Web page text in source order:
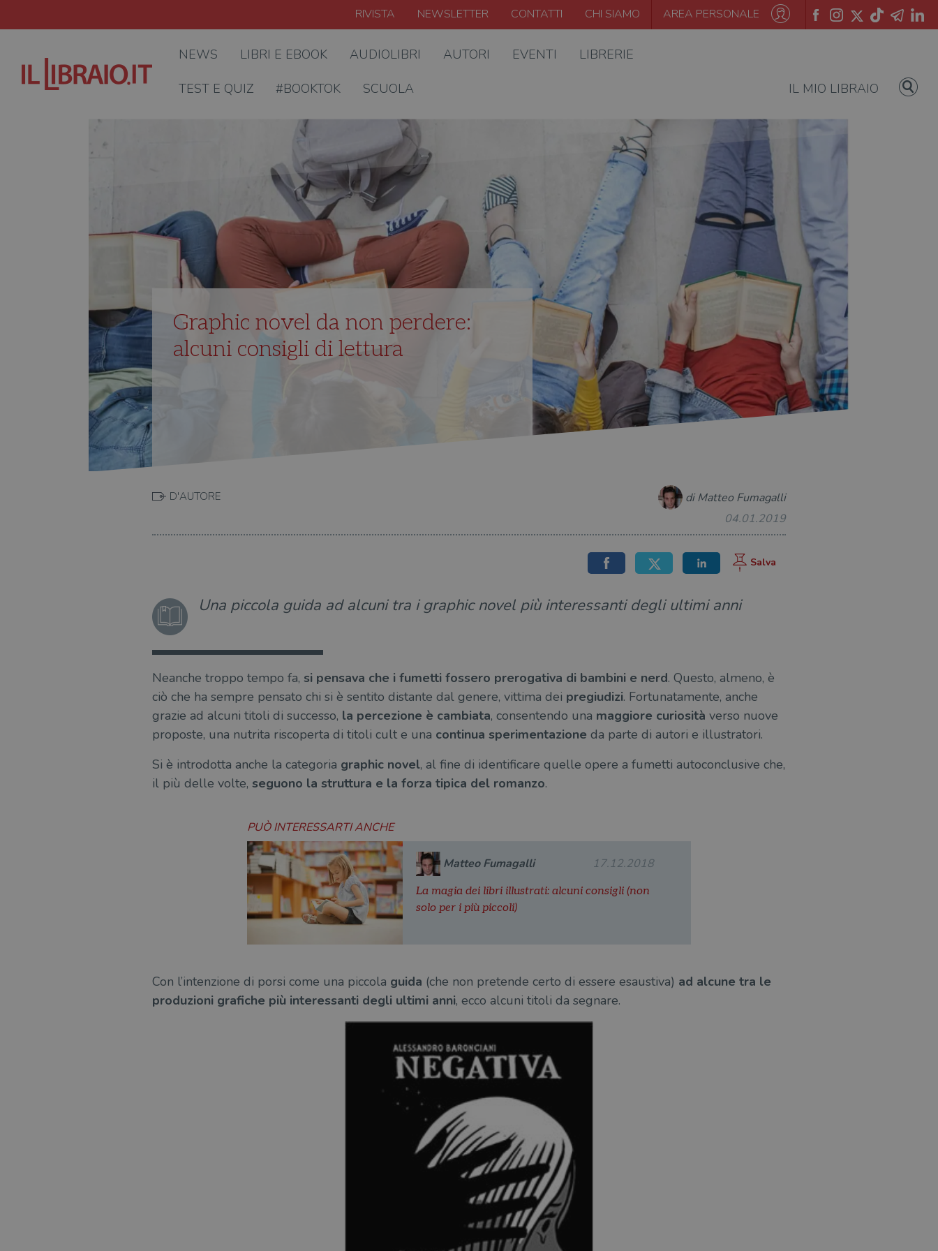
RIVISTA NEWSLETTER CONTATTI CHI SIAMO AREA PERSONALE
NEWS LIBRI E EBOOK AUDIOLIBRI AUTORI EVENTI LIBRERIE
TEST E QUIZ #BOOKTOK SCUOLA IL MIO LIBRAIO
Graphic novel da non perdere:
alcuni consigli di lettura
D'AUTORE
di Matteo Fumagalli
04.01.2019
Una piccola guida ad alcuni tra i graphic novel più interessanti degli ultimi anni
Neanche troppo tempo fa, si pensava che i fumetti fossero prerogativa di bambini e nerd. Questo, almeno, è
ciò che ha sempre pensato chi si è sentito distante dal genere, vittima dei pregiudizi. Fortunatamente, anche
grazie ad alcuni titoli di successo, la percezione è cambiata, consentendo una maggiore curiosità verso nuove
proposte, una nutrita riscoperta di titoli cult e una continua sperimentazione da parte di autori e illustratori.
Si è introdotta anche la categoria graphic novel, al fine di identificare quelle opere a fumetti autoconclusive che,
il più delle volte, seguono la struttura e la forza tipica del romanzo.
PUÒ INTERESSARTI ANCHE
Matteo Fumagalli 17.12.2018
La magia dei libri illustrati: alcuni consigli (non
solo per i più piccoli)
Con l’intenzione di porsi come una piccola guida (che non pretende certo di essere esaustiva) ad alcune tra le
produzioni grafiche più interessanti degli ultimi anni, ecco alcuni titoli da segnare.